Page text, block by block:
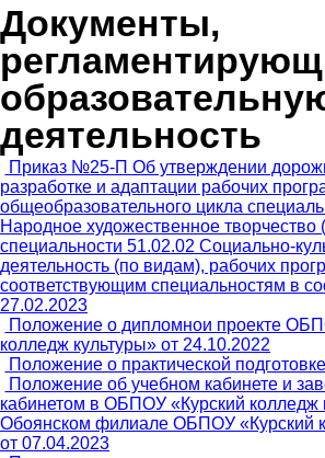
Документы,
деятельность
Приказ №25-П Об утверждении
разработке и адаптации рабочих
общеобразовательного цикла
Народное художественное творчество
специальности 51.02.02 Социально-
деятельность (по видам), рабочих
соответствующим специальностям в
27.02.2023
Положение о дипломнои проекте
колледж культуры» от 24.10.2022
Положение о практической подготовке
Положение об учебном кабинете и
кабинетом в ОБПОУ «Курский колледж
Обоянском филиале ОБПОУ «Курский
от 07.04.2023